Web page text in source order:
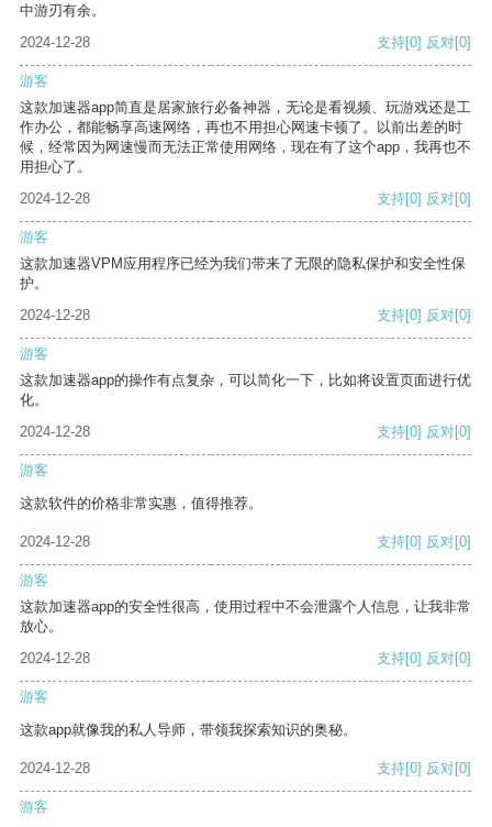
中游刃有余。
2024-12-28
支持[0] 反对[0]
游客
这款加速器app简直是居家旅行必备神器，无论是看视频、玩游戏还是工
作办公，都能畅享高速网络，再也不用担心网速卡顿了。以前出差的时
候，经常因为网速慢而无法正常使用网络，现在有了这个app，我再也不
用担心了。
2024-12-28
支持[0] 反对[0]
游客
这款加速器VPM应用程序已经为我们带来了无限的隐私保护和安全性保
护。
2024-12-28
支持[0] 反对[0]
游客
这款加速器app的操作有点复杂，可以简化一下，比如将设置页面进行优
化。
2024-12-28
支持[0] 反对[0]
游客
这款软件的价格非常实惠，值得推荐。
2024-12-28 支持[0] 反对[0]
游客
这款加速器app的安全性很高，使用过程中不会泄露个人信息，让我非常
放心。
2024-12-28
支持[0] 反对[0]
游客
这款app就像我的私人导师，带领我探索知识的奥秘。
2024-12-28 支持[0] 反对[0]
游客